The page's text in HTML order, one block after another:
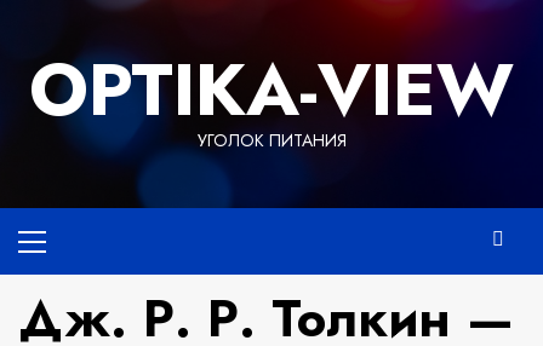
содержимому
OPTIKA-VIEW
УГОЛОК ПИТАНИЯ
меню
Дж. Р. Р. Толкин —